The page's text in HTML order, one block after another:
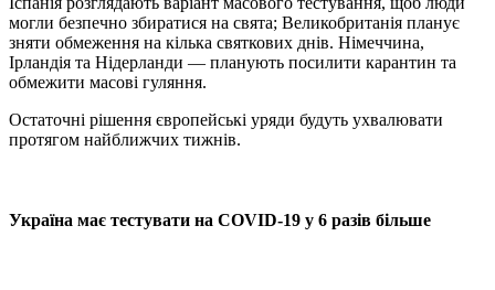
могли безпечно збиратися на свята; Великобританія планує
зняти обмеження на кілька святкових днів. Німеччина,
Ірландія та Нідерланди — планують посилити карантин та
обмежити масові гуляння.
Остаточні рішення європейські уряди будуть ухвалювати
протягом найближчих тижнів.
Україна має тестувати на COVID-19 у 6 разів більше